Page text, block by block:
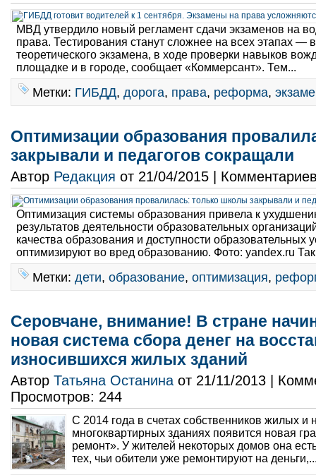
МВД утвердило новый регламент сдачи экзаменов на
права. Тестирования станут сложнее на всех этапах —
теоретического экзамена, в ходе проверки навыков
площадке и в городе, сообщает «Коммерсант». Тем...
Метки: ГИБДД, дорога, права, реформа,
Оптимизации образования
закрывали и педагогов сокращали
Автор Редакция от 21/04/2015 |
Оптимизация системы образования привела к
результатов деятельности образовательных
качества образования и доступности образовательных
оптимизируют во вред образованию. Фото: yandex.ru
Метки: дети, образование, оптимизация,
Серовчане, внимание! В стране
новая система сбора денег на
износившихся жилых зданий
Автор Татьяна Останина от 21/11/2013 |
Просмотров: 244
С 2014 года в счетах собственников жилых
многоквартирных зданиях появится новая
ремонт». У жителей некоторых домов она
тех, чьи обители уже ремонтируют на